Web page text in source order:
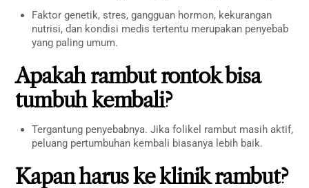
Faktor genetik, stres, gangguan hormon, kekurangan
nutrisi, dan kondisi medis tertentu merupakan penyebab
yang paling umum.
Apakah rambut rontok bisa
tumbuh kembali?
Tergantung penyebabnya. Jika folikel rambut masih aktif,
peluang pertumbuhan kembali biasanya lebih baik.
Kapan harus ke klinik rambut?